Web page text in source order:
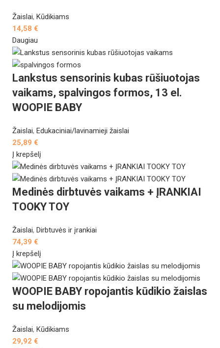
Žaislai, Kūdikiams
14,58 €
Daugiau
Lankstus sensorinis kubas rūšiuotojas
vaikams, spalvingos formos, 13 el.
WOOPIE BABY
Žaislai, Edukaciniai/lavinamieji žaislai
25,89 €
Į krepšelį
Medinės dirbtuvės vaikams + ĮRANKIAI
TOOKY TOY
Žaislai, Dirbtuvės ir įrankiai
74,39 €
Į krepšelį
WOOPIE BABY ropojantis kūdikio žaislas
su melodijomis
Žaislai, Kūdikiams
29,92 €